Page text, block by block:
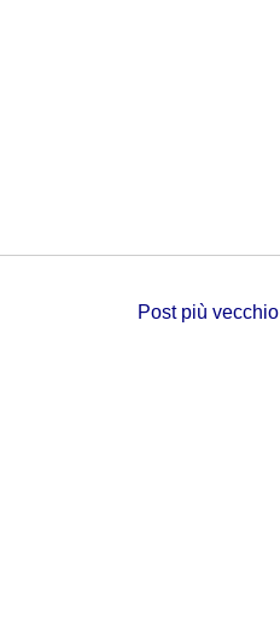
Post più vecchio